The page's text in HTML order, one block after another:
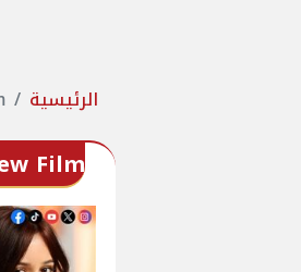
الرئيسية
Film